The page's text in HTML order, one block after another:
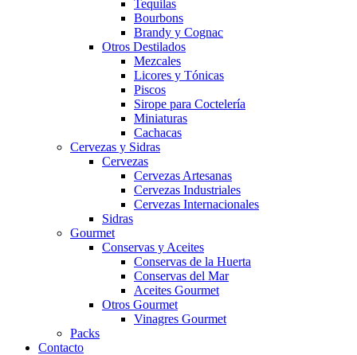
Tequilas
Bourbons
Brandy y Cognac
Otros Destilados
Mezcales
Licores y Tónicas
Piscos
Sirope para Coctelería
Miniaturas
Cachacas
Cervezas y Sidras
Cervezas
Cervezas Artesanas
Cervezas Industriales
Cervezas Internacionales
Sidras
Gourmet
Conservas y Aceites
Conservas de la Huerta
Conservas del Mar
Aceites Gourmet
Otros Gourmet
Vinagres Gourmet
Packs
Contacto